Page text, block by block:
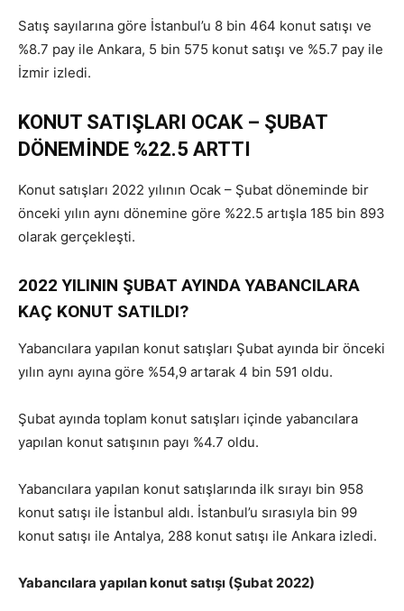
Satış sayılarına göre İstanbul’u 8 bin 464 konut satışı ve
%8.7 pay ile Ankara, 5 bin 575 konut satışı ve %5.7 pay ile
İzmir izledi.
KONUT SATIŞLARI OCAK – ŞUBAT
DÖNEMİNDE %22.5 ARTTI
Konut satışları 2022 yılının Ocak – Şubat döneminde bir
önceki yılın aynı dönemine göre %22.5 artışla 185 bin 893
olarak gerçekleşti.
2022 YILININ ŞUBAT AYINDA YABANCILARA
KAÇ KONUT SATILDI?
Yabancılara yapılan konut satışları Şubat ayında bir önceki
yılın aynı ayına göre %54,9 artarak 4 bin 591 oldu.
Şubat ayında toplam konut satışları içinde yabancılara
yapılan konut satışının payı %4.7 oldu.
Yabancılara yapılan konut satışlarında ilk sırayı bin 958
konut satışı ile İstanbul aldı. İstanbul’u sırasıyla bin 99
konut satışı ile Antalya, 288 konut satışı ile Ankara izledi.
Yabancılara yapılan konut satışı (Şubat 2022)